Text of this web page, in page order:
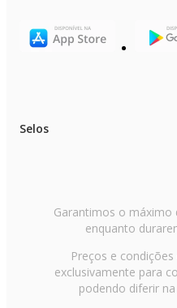
Selos
Garantimos o
enquanto
Preços e
exclusivamente para
podendo diferir